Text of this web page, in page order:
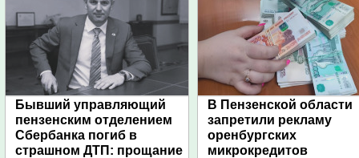
Бывший управляющий
пензенским отделением
Сбербанка погиб в
страшном ДТП: прощание
В Пензенской области
запретили рекламу
оренбургских
микрокредитов